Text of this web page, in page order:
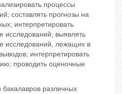
процессы
составлять прогнозы на
интерпретировать
исследований; выявлять
исследований, лежащих в
интерпретировать
проводить оценочные
бакалавров различных